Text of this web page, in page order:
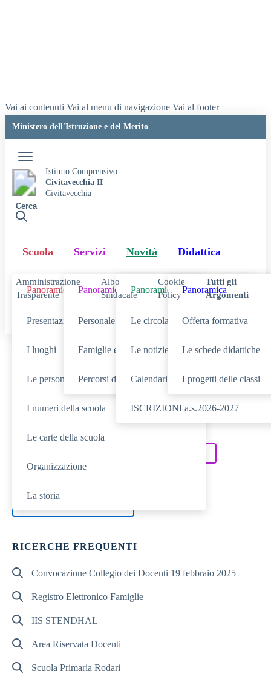
Vai ai contenuti Vai al menu di navigazione Vai al footer
Ministero dell'Istruzione e del Merito
Istituto Comprensivo
Civitavecchia II
Civitavecchia
Cerca
Scuola
Panoramica
Presentazione
I luoghi
Le persone
I numeri della scuola
Le carte della scuola
Organizzazione
La storia
Servizi
Panoramica
Personale scolastico
Famiglie e studenti
Percorsi di studio
Novità
Panoramica
Le circolari
Le notizie
Calendario eventi
ISCRIZIONI a.s.2026-2027
Didattica
Panoramica
Offerta formativa
Le schede didattiche
I progetti delle classi
Amministrazione
Trasparente
Albo
Sindacale
Cookie
Policy
Tutti gli
Argomenti
Cerca
SCUOLA
RICERCHE FREQUENTI
Convocazione Collegio dei Docenti 19 febbraio 2025
Registro Elettronico Famiglie
IIS STENDHAL
Area Riservata Docenti
Scuola Primaria Rodari